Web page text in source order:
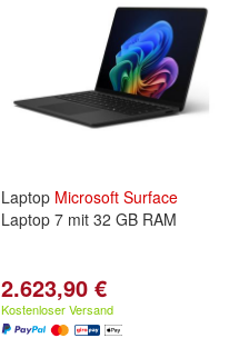
Laptop Microsoft Surface
Laptop 7 mit 32 GB RAM
2.623,90 €
Kostenloser Versand